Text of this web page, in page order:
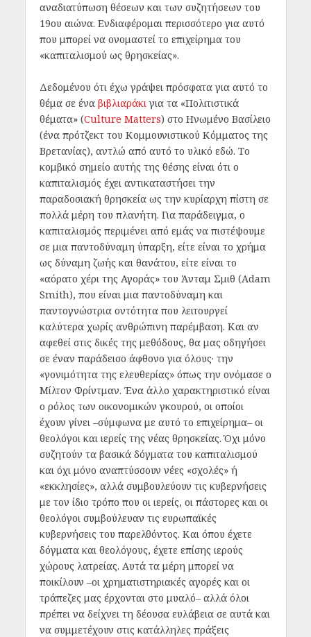
αναδιατύπωση θέσεων και των συζητήσεων του
19ου αιώνα. Ενδιαφέρομαι περισσότερο για αυτό
που μπορεί να ονομαστεί το επιχείρημα του
«καπιταλισμού ως θρησκείας».
Δεδομένου ότι έχω γράψει πρόσφατα για αυτό το
θέμα σε ένα βιβλιαράκι για τα «Πολιτιστικά
θέματα» (Culture Matters) στο Ηνωμένο Βασίλειο
(ένα πρότζεκτ του Κομμουνιστικού Κόμματος της
Βρετανίας), αντλώ από αυτό το υλικό εδώ. Το
κομβικό σημείο αυτής της θέσης είναι ότι ο
καπιταλισμός έχει αντικαταστήσει την
παραδοσιακή θρησκεία ως την κυρίαρχη πίστη σε
πολλά μέρη του πλανήτη. Για παράδειγμα, ο
καπιταλισμός περιμένει από εμάς να πιστέψουμε
σε μια παντοδύναμη ύπαρξη, είτε είναι το χρήμα
ως δύναμη ζωής και θανάτου, είτε είναι το
«αόρατο χέρι της Αγοράς» του Άνταμ Σμιθ (Adam
Smith), που είναι μια παντοδύναμη και
παντογνώστρια οντότητα που λειτουργεί
καλύτερα χωρίς ανθρώπινη παρέμβαση. Και αν
αφεθεί στις δικές της μεθόδους, θα μας οδηγήσει
σε έναν παράδεισο άφθονο για όλους· την
«γονιμότητα της ελευθερίας» όπως την ονόμασε ο
Μίλτον Φρίντμαν. Ένα άλλο χαρακτηριστικό είναι
ο ρόλος των οικονομικών γκουρού, οι οποίοι
έχουν γίνει –σύμφωνα με αυτό το επιχείρημα– οι
θεολόγοι και ιερείς της νέας θρησκείας. Όχι μόνο
συζητούν τα βασικά δόγματα του καπιταλισμού
και όχι μόνο αναπτύσσουν νέες «σχολές» ή
«εκκλησίες», αλλά συμβουλεύουν τις κυβερνήσεις
με τον ίδιο τρόπο που οι ιερείς, οι πάστορες και οι
θεολόγοι συμβούλευαν τις ευρωπαϊκές
κυβερνήσεις του παρελθόντος. Και όπου έχετε
δόγματα και θεολόγους, έχετε επίσης ιερούς
χώρους λατρείας. Αυτά τα μέρη μπορεί να
ποικίλουν –οι χρηματιστηριακές αγορές και οι
τράπεζες μας έρχονται στο μυαλό– αλλά όλοι
πρέπει να δείχνει τη δέουσα ευλάβεια σε αυτά και
να συμμετέχουν στις κατάλληλες πράξεις